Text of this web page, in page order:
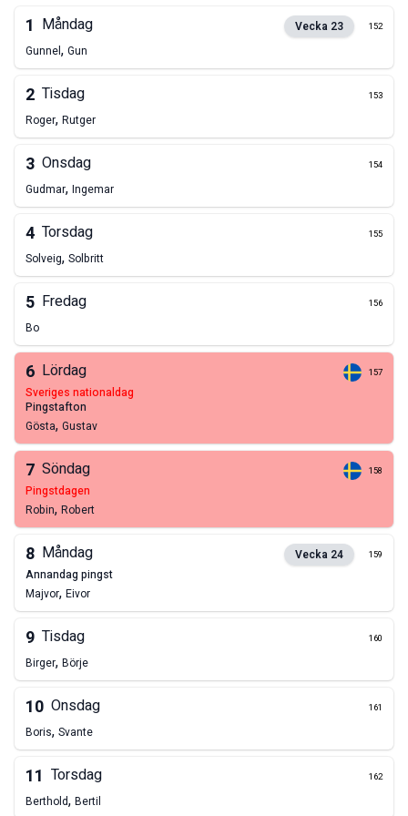
1 Måndag Vecka 23 152
Gunnel, Gun
2 Tisdag 153
Roger, Rutger
3 Onsdag 154
Gudmar, Ingemar
4 Torsdag 155
Solveig, Solbritt
5 Fredag 156
Bo
6 Lördag 157
sveriges nationaldag
pingstafton
Gösta, Gustav
7 Söndag 158
pingstdagen
Robin, Robert
8 Måndag Vecka 24 159
annandag pingst
Majvor, Eivor
9 Tisdag 160
Birger, Börje
10 Onsdag 161
Boris, Svante
11 Torsdag 162
Berthold, Bertil